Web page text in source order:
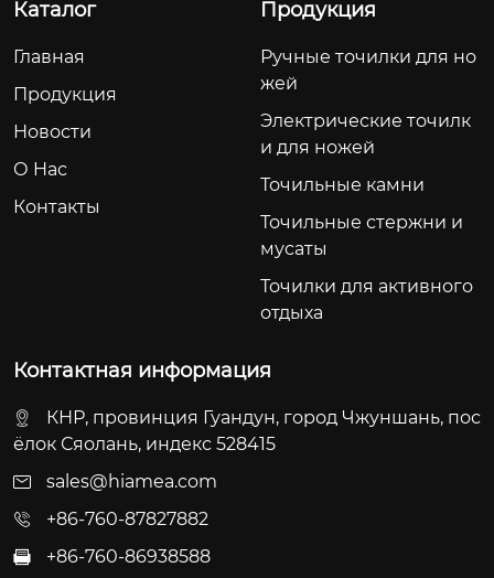
Каталог
Главная
Продукция
Новости
О Hас
Контакты
Продукция
Ручные точилки для но
жей
Электрические точилк
и для ножей
Точильные камни
Точильные стержни и
мусаты
Точилки для активного
отдыха
Контактная информация
КНР, провинция Гуандун, город Чжуншань, пос
ёлок Сяолань, индекс 528415
sales@hiamea.com
+86-760-87827882
 +86-760-86938588